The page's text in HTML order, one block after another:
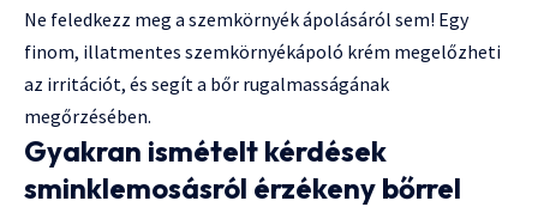
Ne feledkezz meg a szemkörnyék ápolásáról sem! Egy
finom, illatmentes szemkörnyékápoló krém megelőzheti
az irritációt, és segít a bőr rugalmasságának
megőrzésében.
Gyakran ismételt kérdések
sminklemosásról érzékeny bőrrel